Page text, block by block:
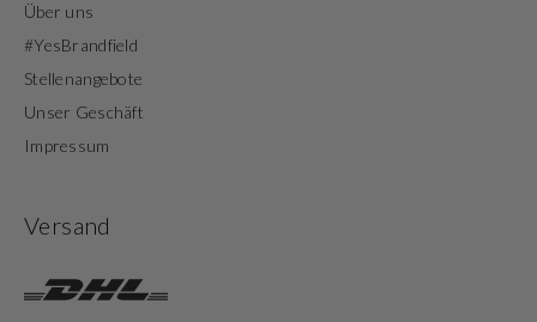
Über uns
#YesBrandfield
Stellenangebote
Unser Geschäft
Impressum
Versand